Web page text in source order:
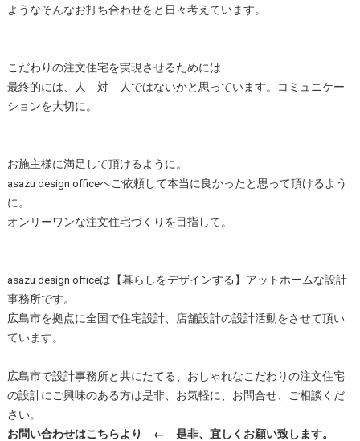
ようなそんなお打ち合わせをと日々考えています。
こだわりの注文住宅を実現させるためには
最終的には、人 対 人ではないかと思っています。コミュニケー
ションを大切に。
お施主様に満足して頂けるように。
asazu design officeへご依頼して本当に良かったと思って頂けるよう
に。
オンリーワンな注文住宅づくりを目指して。
asazu design officeは【暮らしをデザインする】アットホームな設計
事務所です。
広島市を拠点に全国で住宅設計、店舗設計の設計活動をさせて頂い
ています。
広島市で設計事務所と共にたてる、おしゃれなこだわりの注文住宅
の設計にご興味のある方は是非、お気軽に、お問合せ、ご相談くだ
さい。
お問い合わせはこちらより ←
是非、宜しくお願い致します。